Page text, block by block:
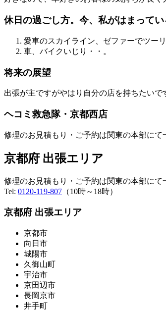
休日の過ごし方。今、私がはまってい
愛車のスカイライン、ゼファーでツーリ
車、バイクいじり・・。
将来の展望
出張が主ですがやはり自分の店を持ちたい
ヘコミ救急隊・京都西店
修理のお見積もり・ご予約は関東の本部に
京都府 出張エリア
修理のお見積もり・ご予約は関東の本部に
Tel: 0120-119-807 （10時～18時）
京都府 出張エリア
京都市
向日市
城陽市
久御山町
宇治市
京田辺市
長岡京市
井手町